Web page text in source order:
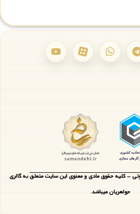
- کلیه حقوق مادی و معنوی این سایت متعلق به گالری
جواهریان میباشد.